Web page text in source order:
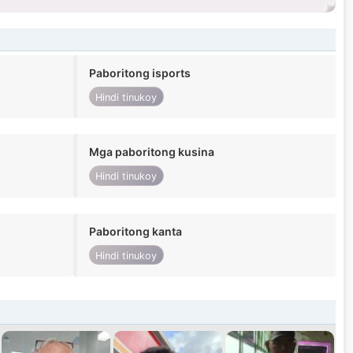
Paboritong isports
Hindi tinukoy
Mga paboritong kusina
Hindi tinukoy
Paboritong kanta
Hindi tinukoy